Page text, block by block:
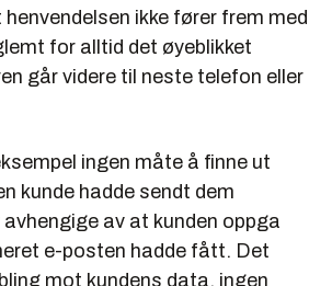
ikke fører frem med
for alltid det øyeblikket
går videre til neste telefon eller
ingen måte å finne ut
kunde hadde sendt dem
av at kunden oppga
e-posten hadde fått. Det
mot kundens data, ingen